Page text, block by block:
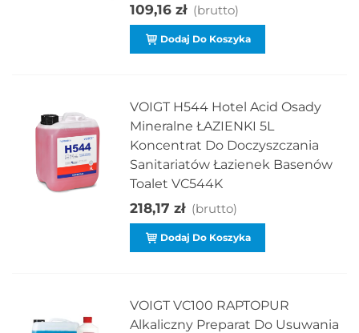
109,16 zł (brutto)
Dodaj Do Koszyka
VOIGT H544 Hotel Acid Osady
Mineralne ŁAZIENKI 5L
Koncentrat Do Doczyszczania
Sanitariatów Łazienek Basenów
Toalet VC544K
218,17 zł (brutto)
Dodaj Do Koszyka
VOIGT VC100 RAPTOPUR
Alkaliczny Preparat Do Usuwania